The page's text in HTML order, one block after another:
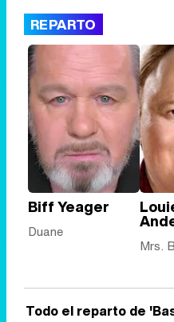
REPARTO
Biff Yeager
Duane
Mrs.
Todo el reparto de